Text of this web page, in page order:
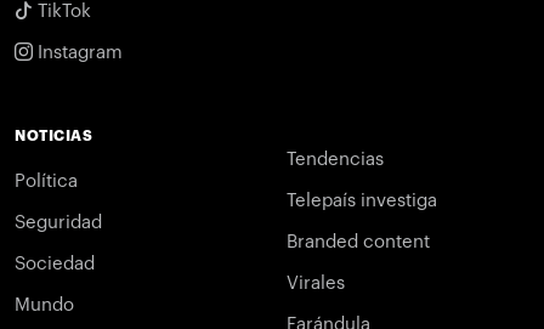
TikTok
Instagram
NOTICIAS
Política
Seguridad
Sociedad
Mundo
Tendencias
Telepaís investiga
Branded content
Virales
Farándula